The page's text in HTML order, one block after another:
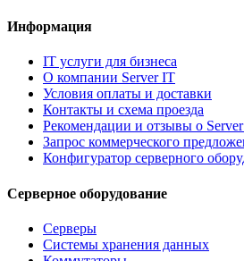
Информация
IT услуги для бизнеса
О компании Server IT
Условия оплаты и доставки
Контакты и схема проезда
Рекомендации и отзывы о
Запрос коммерческого
Конфигуратор серверного
Серверное оборудование
Серверы
Системы хранения данных